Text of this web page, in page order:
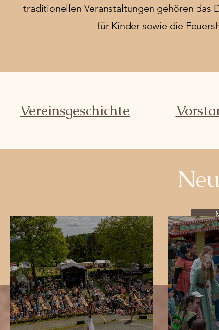
traditionellen Veranstaltungen gehören
für Kinder sowie die
Vereinsgeschichte